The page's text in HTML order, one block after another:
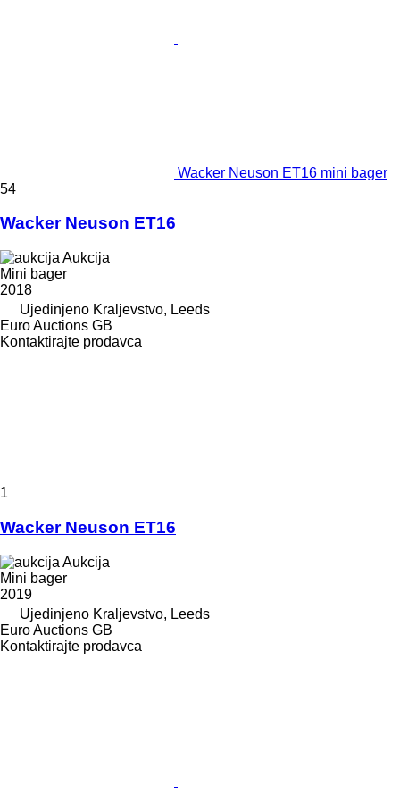
Wacker Neuson ET16 mini bager
54
Wacker Neuson ET16
Aukcija
Mini bager
2018
Ujedinjeno Kraljevstvo, Leeds
Euro Auctions GB
Kontaktirajte prodavca
1
Wacker Neuson ET16
Aukcija
Mini bager
2019
Ujedinjeno Kraljevstvo, Leeds
Euro Auctions GB
Kontaktirajte prodavca